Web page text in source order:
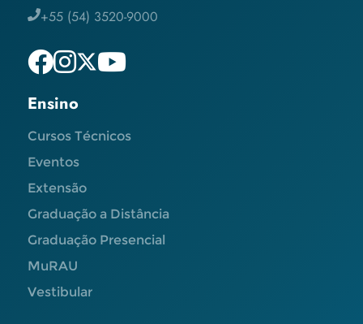
+55 (54) 3520-9000
Ensino
Cursos Técnicos
Eventos
Extensão
Graduação a Distância
Graduação Presencial
MuRAU
Vestibular